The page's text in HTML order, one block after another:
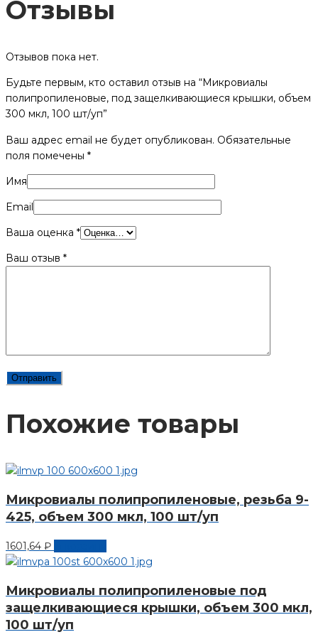
Отзывы
Отзывов пока нет.
Будьте первым, кто оставил отзыв на “Микровиалы
полипропиленовые, под защелкивающиеся крышки, объем
300 мкл, 100 шт/уп”
Ваш адрес email не будет опубликован. Обязательные
поля помечены *
Имя
Email
Ваша оценка *
Ваш отзыв *
Похожие товары
Микровиалы полипропиленовые, резьба 9-
425, объем 300 мкл, 100 шт/уп
1601,64 ₽
Микровиалы полипропиленовые под
защелкивающиеся крышки, объем 300 мкл,
100 шт/уп